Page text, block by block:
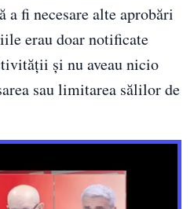
fi necesare alte aprobări
erau doar notificate
și nu aveau nicio
sau limitarea sălilor de